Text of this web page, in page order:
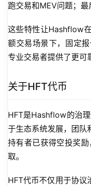
跑交易和MEV问题；最
这些特性让Hashflow
额交易场景下，固定
专业交易者提供了更可
关于HFT代币
HFT是Hashflow的治
于生态系统发展，团队
持有者已获得空投奖
取。
HFT代币不仅用于协